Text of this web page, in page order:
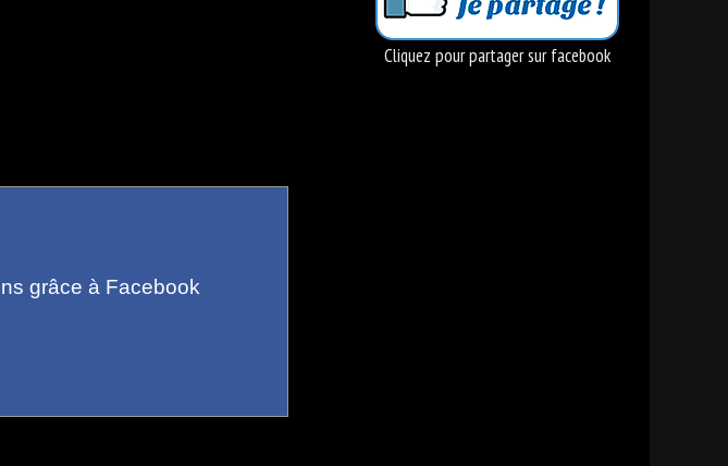
Cliquez pour partager sur facebook
grâce à Facebook